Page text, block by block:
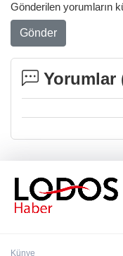
Gönderilen yorumların
Gönder
Yorumlar
Künye